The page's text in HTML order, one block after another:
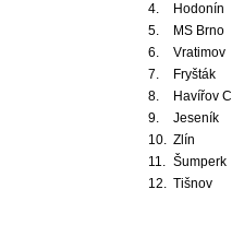
4.
Hodonín
5.
MS Brno
6.
Vratimov
7.
Fryšták
8.
Havířov C
9.
Jeseník
10. Zlín
11. Šumperk
12. Tišnov